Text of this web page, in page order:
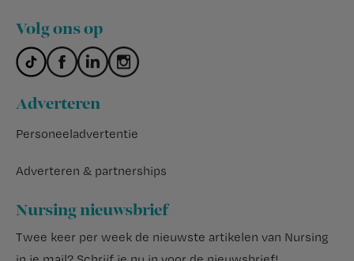
Volg ons op
Adverteren
Personeeladvertentie
Adverteren & partnerships
Nursing nieuwsbrief
Twee keer per week de nieuwste artikelen van Nursing